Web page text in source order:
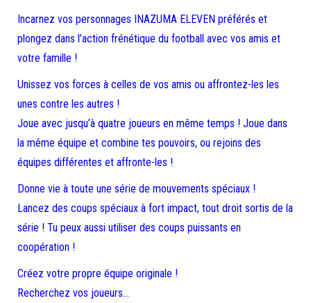
Incarnez vos personnages INAZUMA ELEVEN préférés et
plongez dans l’action frénétique du football avec vos amis et
votre famille !
Unissez vos forces à celles de vos amis ou affrontez-les les
unes contre les autres !
Joue avec jusqu’à quatre joueurs en même temps ! Joue dans
la même équipe et combine tes pouvoirs, ou rejoins des
équipes différentes et affronte-les !
Donne vie à toute une série de mouvements spéciaux !
Lancez des coups spéciaux à fort impact, tout droit sortis de la
série ! Tu peux aussi utiliser des coups puissants en
coopération !
Créez votre propre équipe originale !
Recherchez vos joueurs…